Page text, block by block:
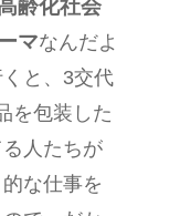
齢化社会
マなんだよ
と、 3交代
を包装した
人たちが
な仕事を